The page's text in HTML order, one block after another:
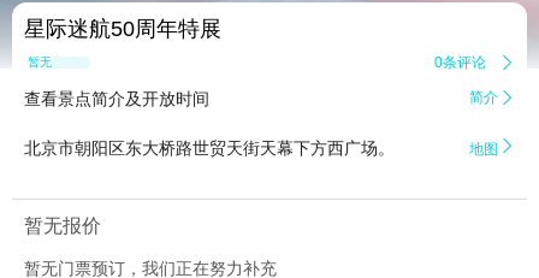
星际迷航50周年特展
暂无点评 0条评论 
查看景点简介及开放时间 简介 
北京市朝阳区东大桥路世贸天街天幕下方西广场。 地图 
暂无报价
暂无门票预订，我们正在努力补充